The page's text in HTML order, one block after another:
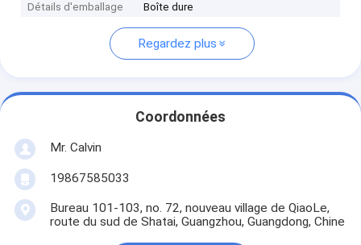
Détails d'emballage
Boîte dure
Regardez plus
Coordonnées
Mr. Calvin
19867585033
Bureau 101-103, no. 72, nouveau village de QiaoLe,
route du sud de Shatai, Guangzhou, Guangdong, Chine